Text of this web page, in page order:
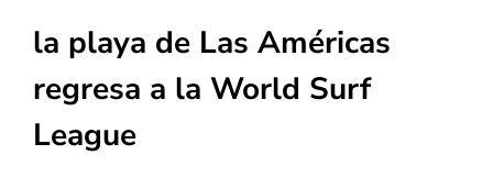
la playa de Las Américas
regresa a la World Surf
League